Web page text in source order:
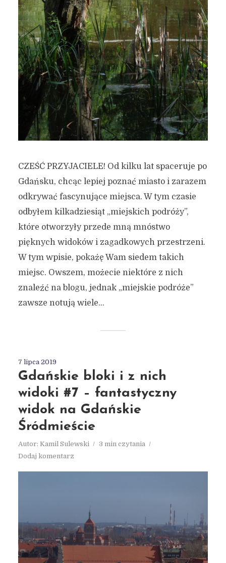
CZEŚĆ PRZYJACIELE! Od kilku lat spaceruje po
Gdańsku, chcąc lepiej poznać miasto i zarazem
odkrywać fascynujące miejsca. W tym czasie
odbyłem kilkadziesiąt „miejskich podróży”,
które otworzyły przede mną mnóstwo
pięknych widoków i zagadkowych przestrzeni.
W tym wpisie, pokażę Wam siedem takich
miejsc. Owszem, możecie niektóre z nich
znaleźć na blogu, jednak „miejskie podróże”
zawsze notują wiele...
7 lipca 2019
Gdańskie bloki i z nich
widoki #7 – fantastyczny
widok na Gdańskie
Śródmieście
Autor: Kamil Sulewski
3 min czytania
Dodaj komentarz